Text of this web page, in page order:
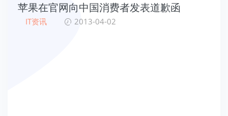
苹果在官网向中国消费者发表道歉函
IT资讯 2013-04-02